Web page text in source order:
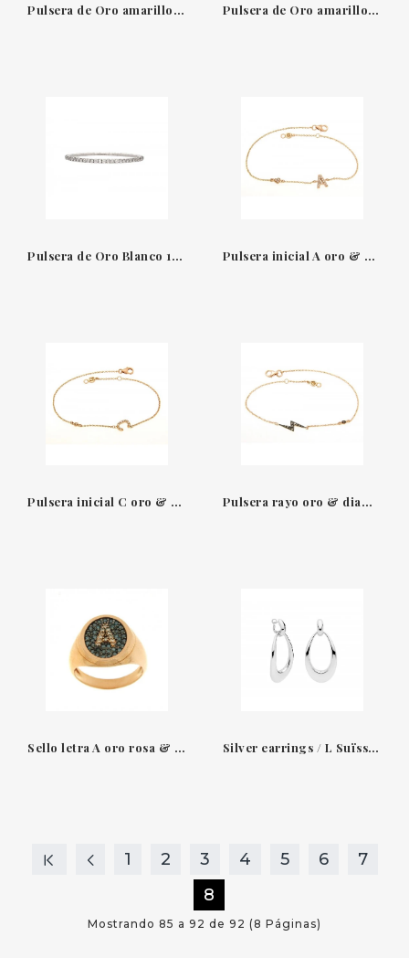
Pulsera de Oro amarillo 18 QT Suïssa Joiers Pulsera de Oro amarillo 18 QT Suïssa Joiers
Pulsera de Oro Blanco 18 QT & Diamantes Extensible BTE10DB Pulsera inicial A oro & diamantes Suïssa Joiers
Pulsera inicial C oro & diamantes Suïssa Joiers Pulsera rayo oro & diamantes Suïssa Joiers
Sello letra A oro rosa & diamantes-zafiros Suïssa Joiers Silver earrings / L Suïssa Joiers
1 2 3 4 5 6
7
8
Mostrando 85 a 92 de 92 (8 Páginas)